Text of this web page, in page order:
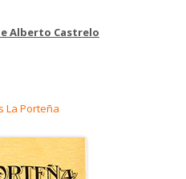
Alberto Castrelo
La Porteña